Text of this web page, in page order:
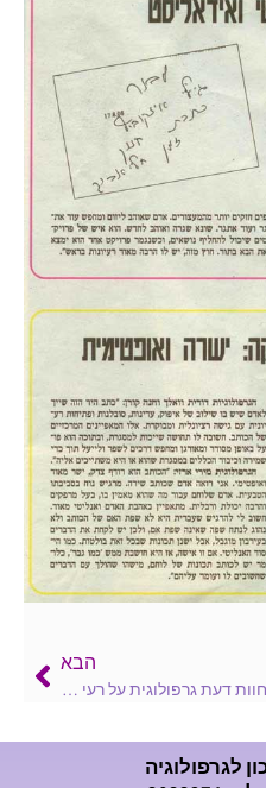
הבא
חוות דעת גרפולוגית על רעי חורב
לגרפולוגיה